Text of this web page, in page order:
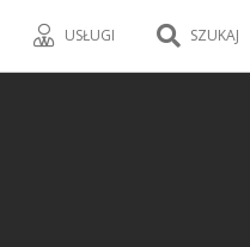
USŁUGI SZUKAJ